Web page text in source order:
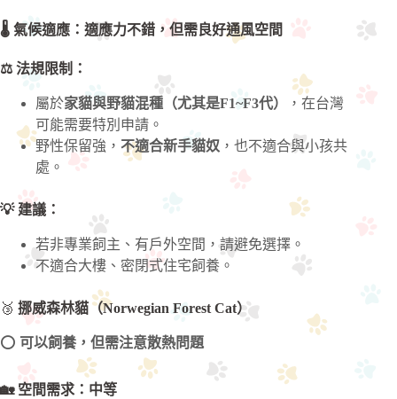
🌡️ 氣候適應：適應力不錯，但需良好通風空間
⚖️ 法規限制：
屬於家貓與野貓混種（尤其是F1~F3代）
，在台灣
可能需要特別申請。
野性保留強， 不適合新手貓奴 ，也不適合與小孩共
處。
💡 建議：
若非專業飼主、有戶外空間，請避免選擇。
不適合大樓、密閉式住宅飼養。
🥉 挪威森林貓（Norwegian Forest Cat）
⭕ 可以飼養，但需注意散熱問題
🏡 空間需求：中等